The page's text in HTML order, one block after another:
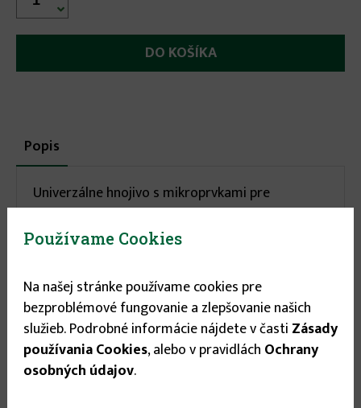

More
infos
Popis
karta)
Univerzálne hnojivo s mikroprvkami pre
prihnojovanie v období kvitnutia a tvorby plodov
izbových, balkónových i ostatných vonkajších
Charakteristika produktu
Univerzálne hnojivo s mikroprvkami pre
prihnojovanie v období kvitnutia a tvorby plodov
izbových, balkónových i ostatných vonkajších
Používame Cookies
Na našej stránke používame cookies pre
bezproblémové fungovanie a zlepšovanie našich
služieb. Podrobné informácie nájdete v časti Zásady
používania Cookies, alebo v pravidlách Ochrany
osobných údajov.